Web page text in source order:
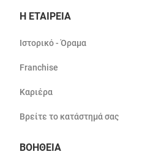
Η ΕΤΑΙΡΕΙΑ
Ιστορικό - Όραμα
Franchise
Καριέρα
Βρείτε το κατάστημά σας
ΒΟΗΘΕΙΑ